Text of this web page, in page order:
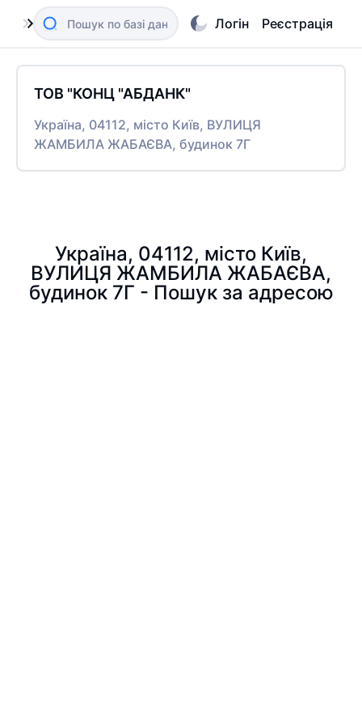
Логін Реєстрація
ТОВ "КОНЦ "АБДАНК"
Україна, 04112, місто Київ, ВУЛИЦЯ
ЖАМБИЛА ЖАБАЄВА, будинок 7Г
Україна, 04112, місто Київ,
ВУЛИЦЯ ЖАМБИЛА ЖАБАЄВА,
будинок 7Г - Пошук за адресою